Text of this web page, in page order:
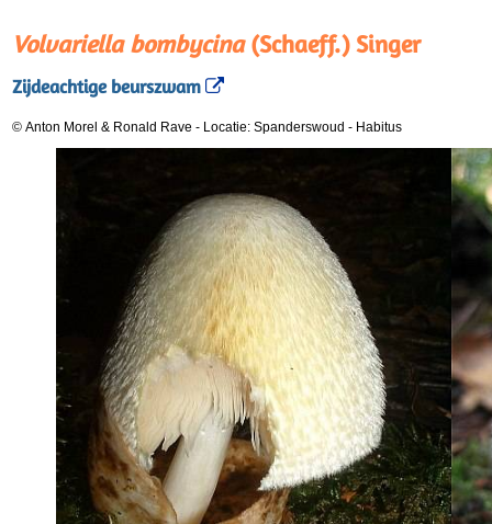
Volvariella bombycina(Schaeff.) Singer
Zijdeachtige beurszwam
© Anton Morel & Ronald Rave - Locatie: Spanderswoud - Habitus